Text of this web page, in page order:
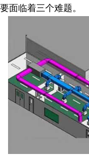
要面临着三个难题。